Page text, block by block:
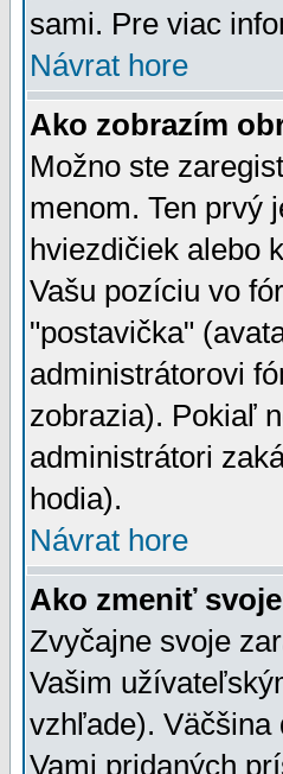
sami. Pre viac
Návrat hore
Ako zobrazím
Možno ste
menom. Ten prvý
hviezdičiek alebo
Vašu pozíciu vo
"postavička"
administrátorovi
zobrazia). Pokiaľ
administrátori
hodia).
Návrat hore
Ako zmeniť
Zvyčajne svoje
Vašim
vzhľade). Väčšina
Vami pridaných